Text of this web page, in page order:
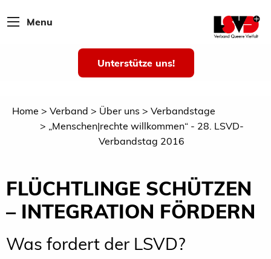
Menu
Unterstütze uns!
Home Verband Über uns
Verbandstage
„Menschen|rechte willkommen“ - 28. LSVD-
Verbandstag 2016
FLÜCHTLINGE SCHÜTZEN
– INTEGRATION FÖRDERN
Was fordert der LSVD?